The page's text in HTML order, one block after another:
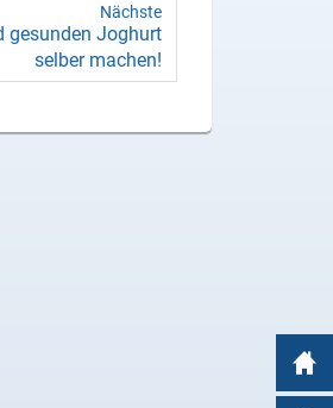
Nächste
ge­sun­den Jo­ghurt
sel­ber ma­chen!